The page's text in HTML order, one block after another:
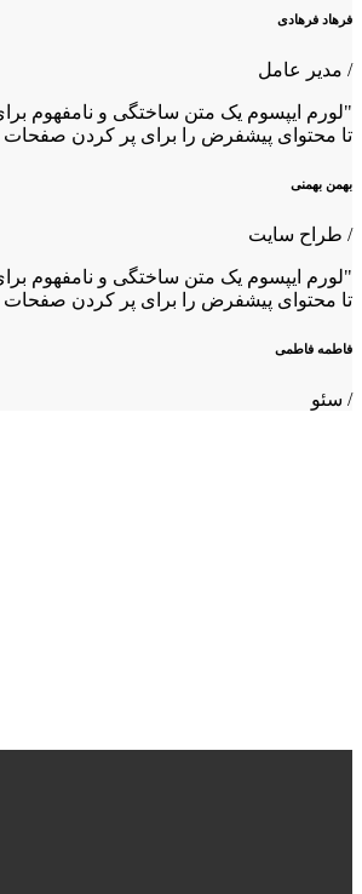
فرهاد فرهادی
/ مدیر عامل
"لورم ایپسوم یک متن ساختگی و نامفهوم
تا محتوای پیشفرض را برای پر کردن صفحات
بهمن بهمنی
/ طراح سایت
"لورم ایپسوم یک متن ساختگی و نامفهوم
تا محتوای پیشفرض را برای پر کردن صفحات
فاطمه فاطمی
/ سئو